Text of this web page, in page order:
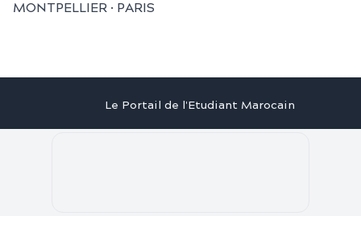
MONTPELLIER • PARIS
Le Portail de l'Etudiant Marocain